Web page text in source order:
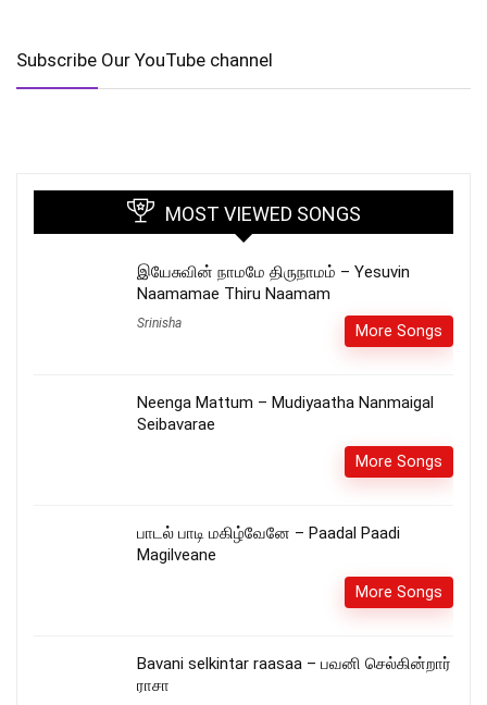
Subscribe Our YouTube channel
MOST VIEWED SONGS
இயேசுவின் நாமமே திருநாமம் – Yesuvin
Naamamae Thiru Naamam
Srinisha More Songs
Neenga Mattum – Mudiyaatha Nanmaigal
Seibavarae
More Songs
பாடல் பாடி மகிழ்வேனே – Paadal Paadi
Magilveane
More Songs
Bavani selkintar raasaa – பவனி செல்கின்றார்
ராசா